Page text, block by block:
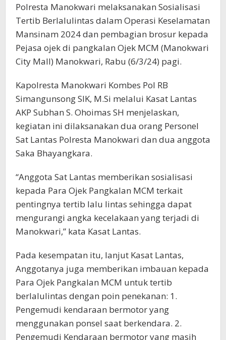
Polresta Manokwari melaksanakan Sosialisasi
Tertib Berlalulintas dalam Operasi Keselamatan
Mansinam 2024 dan pembagian brosur kepada
Pejasa ojek di pangkalan Ojek MCM (Manokwari
City Mall) Manokwari, Rabu (6/3/24) pagi.
Kapolresta Manokwari Kombes Pol RB
Simangunsong SIK, M.Si melalui Kasat Lantas
AKP Subhan S. Ohoimas SH menjelaskan,
kegiatan ini dilaksanakan dua orang Personel
Sat Lantas Polresta Manokwari dan dua anggota
Saka Bhayangkara.
“Anggota Sat Lantas memberikan sosialisasi
kepada Para Ojek Pangkalan MCM terkait
pentingnya tertib lalu lintas sehingga dapat
mengurangi angka kecelakaan yang terjadi di
Manokwari,” kata Kasat Lantas.
Pada kesempatan itu, lanjut Kasat Lantas,
Anggotanya juga memberikan imbauan kepada
Para Ojek Pangkalan MCM untuk tertib
berlalulintas dengan poin penekanan: 1.
Pengemudi kendaraan bermotor yang
menggunakan ponsel saat berkendara. 2.
Pengemudi Kendaraan bermotor yang masih